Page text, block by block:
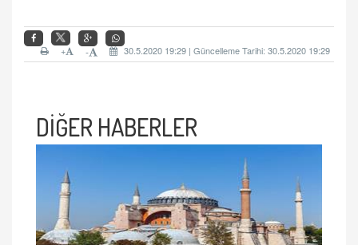
30.5.2020 19:29 | Güncelleme Tarihi: 30.5.2020 19:29
-
+
DİĞER HABERLER